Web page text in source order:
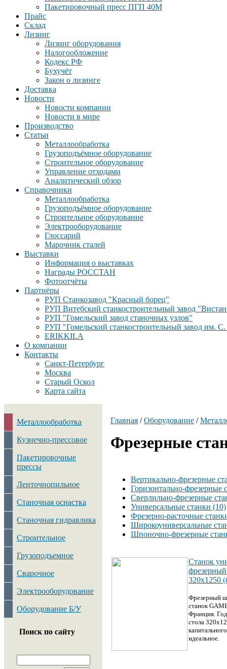
Пакетировочный пресс ПГП 40М
Прайс
Склад
Лизинг
Лизинг оборудования
Налогообложение
Кодекс РФ
Бухучёт
Закон о лизинге
Доставка
Новости
Новости компании
Новости в мире
Производство
Статьи
Металлообработка
Грузоподъёмное оборудование
Строительное оборудование
Управление отходами
Аналитический обзор
Справочники
Металлообработка
Грузоподъёмное оборудование
Строительное оборудование
Электрооборудование
Глоссарий
Марочник сталей
Выставки
Информация о выставках
Награды РОССТАН
Фотоотчёты
Партнёры
РУП Станкозавод "Красный борец"
РУП Витебский станкостроительный завод
РУП "Гомельский завод станочных узлов"
РУП "Гомельский станкостроительный завод им.
ERIKKILA
О компании
Контакты
Санкт-Петербург
Москва
Старый Оскол
Карта сайта
Металлообработка
Кузнечно-прессовое
Пакетировочные
прессы
Ленточнопильное
Станочная оснастка
Станочная гидравлика
Строительное
Грузоподъемное
Сварочное
Электрооборудование
Оборудование Б/У
Поиск по сайту
Главная /Оборудование /
Фрезерные
Вертикально-фрезерные
Горизонтально-фрезерные
Сверлильно-фрезерные
Универсальные станки (10)
Фрезерно-расточные
Широкоуниверсальные
Шпоночно-фрезерные
Станок
320х1250
Фрезерный
станок
Франция.
стола
идеальное.